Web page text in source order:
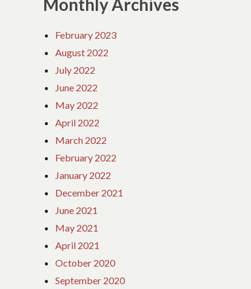
Monthly Archives
February 2023
August 2022
July 2022
June 2022
May 2022
April 2022
March 2022
February 2022
January 2022
December 2021
June 2021
May 2021
April 2021
October 2020
September 2020